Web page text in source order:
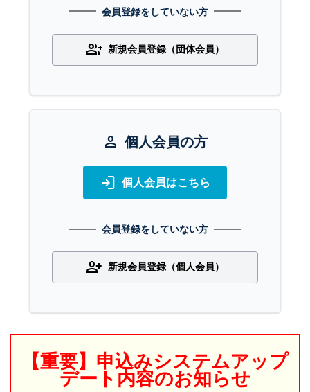
会員登録をしていない方
group_add 新規会員登録（団体会員）
person 個人会員の方
login 個人会員はこちら
会員登録をしていない方
person_add 新規会員登録（個人会員）
【重要】申込みシステムアップ
デート内容のお知らせ